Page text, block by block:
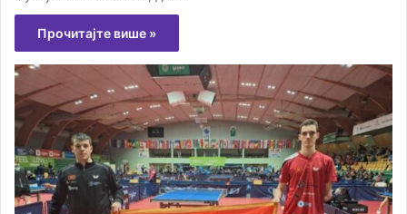
Прочитајте више »